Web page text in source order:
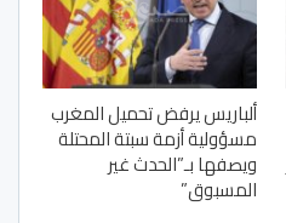
ألباريس يرفض تحميل المغرب
مسؤولية أزمة سبتة المحتلة
ويصفها بـ”الحدث غير
المسبوق”